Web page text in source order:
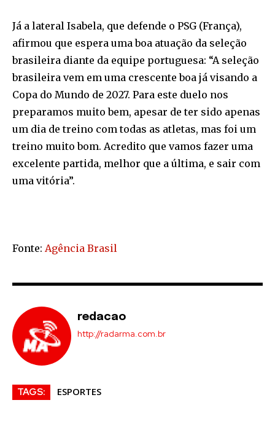
Já a lateral Isabela, que defende o PSG (França),
afirmou que espera uma boa atuação da seleção
brasileira diante da equipe portuguesa: “A seleção
brasileira vem em uma crescente boa já visando a
Copa do Mundo de 2027. Para este duelo nos
preparamos muito bem, apesar de ter sido apenas
um dia de treino com todas as atletas, mas foi um
treino muito bom. Acredito que vamos fazer uma
excelente partida, melhor que a última, e sair com
uma vitória”.
Fonte: Agência Brasil
redacao
http://radarma.com.br
TAGS: ESPORTES